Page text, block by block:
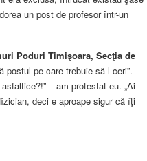
un post de profesor într-un
Poduri Timişoara, Secţia de
postul pe care trebuie să-l ceri”.
– am protestat eu. „Ai
deci e aproape sigur că îţi